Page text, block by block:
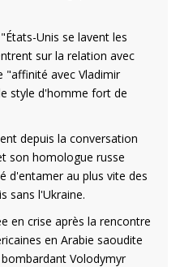
Unis se lavent les
sur la relation avec
"affinité avec Vladimir
style d'homme fort de
depuis la conversation
son homologue russe
d'entamer au plus vite des
sans l'Ukraine.
en crise après la rencontre
en Arabie saoudite
Volodymyr